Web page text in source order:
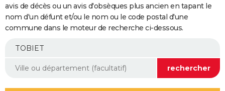
Retraite
Epargne
Immobilier
Risques naturels par ville
Banque
Assurance
AUTO
Essais
Réserver un essai
Citadines
Berlines
SUV
Forum auto
+
Mobiles
Meilleur smartphone
Internet
Ordinateurs
Jeux vidéo
Guide high-tech
Aménagement intérieur
avis de décès ou un avis d'obsèques plus ancien en tapant le
nom d'un défunt et/ou le nom ou le code postal d'une
commune dans le moteur de recherche ci-dessous.